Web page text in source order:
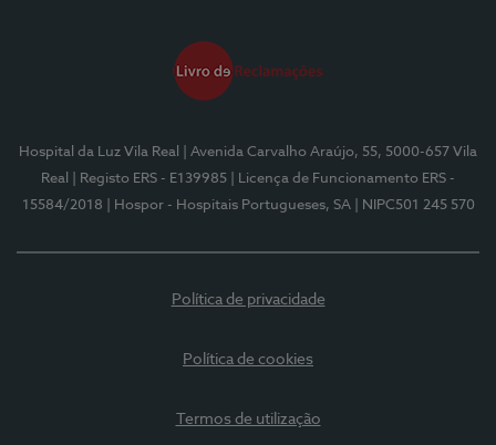
Hospital da Luz Vila Real
| Avenida Carvalho Araújo, 55, 5000-657 Vila
Real
| Registo ERS - E139985
| Licença de Funcionamento ERS -
15584/2018
| Hospor - Hospitais Portugueses, SA | NIPC501 245 570
Política de privacidade
Política de cookies
Termos de utilização